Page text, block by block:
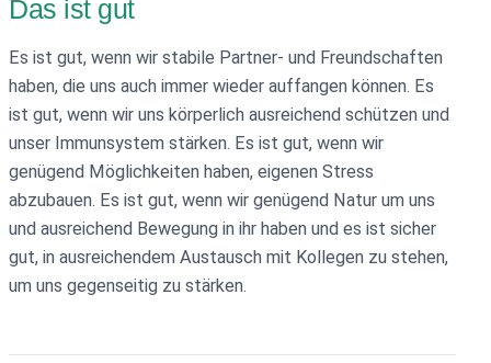
Das ist gut
Es ist gut, wenn wir stabile Partner- und Freundschaften
haben, die uns auch immer wieder auffangen können. Es
ist gut, wenn wir uns körperlich ausreichend schützen und
unser Immunsystem stärken. Es ist gut, wenn wir
genügend Möglichkeiten haben, eigenen Stress
abzubauen. Es ist gut, wenn wir genügend Natur um uns
und ausreichend Bewegung in ihr haben und es ist sicher
gut, in ausreichendem Austausch mit Kollegen zu stehen,
um uns gegenseitig zu stärken.